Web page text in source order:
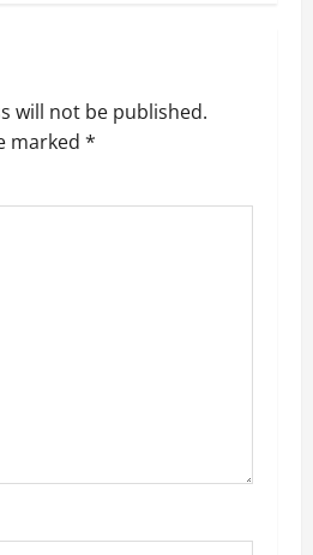
will not be published.
marked *